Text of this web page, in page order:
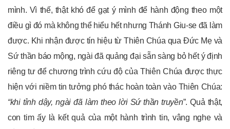
mình. Vì thế, thật khó để gạt ý mình để hành động theo một
điều gì đó mà không thể hiểu hết nhưng Thánh Giu-se đã làm
được. Khi nhận được tín hiệu từ Thiên Chúa qua Đức Mẹ và
Sứ thần báo mộng, ngài đã quảng đại sẵn sàng bỏ hết ý định
riêng tư để chương trình cứu độ của Thiên Chúa được thực
hiện với niềm tin tưởng phó thác hoàn toàn vào Thiên Chúa:
“khi tỉnh dậy, ngài đã làm theo lời Sứ thần truyền”. Quả thật,
con tim ấy là kết quả của một hành trình tin, vâng nghe và